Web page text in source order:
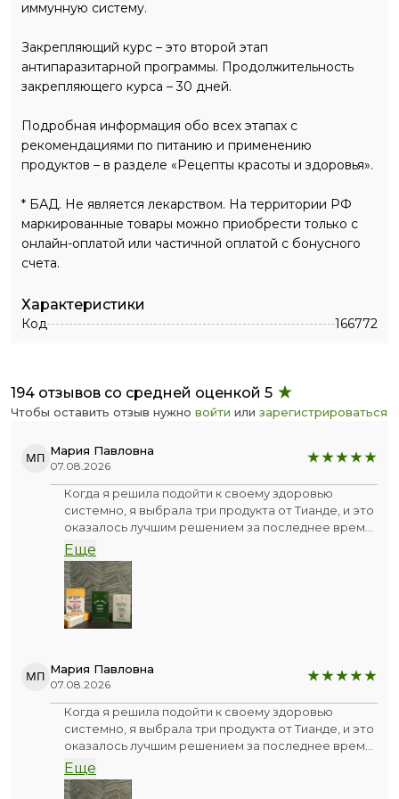
иммунную систему.
Закрепляющий курс – это второй этап
антипаразитарной программы. Продолжительность
закрепляющего курса – 30 дней.
Подробная информация обо всех этапах с
рекомендациями по питанию и применению
продуктов – в разделе «Рецепты красоты и здоровья».
* БАД. Не является лекарством. На территории РФ
маркированные товары можно приобрести только с
онлайн-оплатой или частичной оплатой с бонусного
счета.
Характеристики
Код 166772
194 отзывов со средней оценкой 5
Чтобы оставить отзыв нужно войти или зарегистрироваться
МП Мария Павловна
07.08.2026
Когда я решила подойти к своему здоровью
системно, я выбрала три продукта от Тианде, и это
оказалось лучшим решением за последнее время.
Я не искала «волшебную таблетку», я искала
баланс и нашла его в этом трио.
💥Первое знакомство - Комплекс с грецким
орехом. После него появилась лёгкая
собранность, мысли стали чёткими, а память -
реагировать на стрессовые ситуации, будто
внутри появился внутренний стержень. Очень
💥Второй шаг - Артишок и Барбарис. Вот здесь я
почувствовала настоящую «весеннюю» лёгкость.
После еды перестала быть тяжесть, ушла
сонливость, а цвет лица стал заметно свежее.
Еще
МП Мария Павловна
07.08.2026
Когда я решила подойти к своему здоровью
системно, я выбрала три продукта от Тианде, и это
оказалось лучшим решением за последнее время.
Я не искала «волшебную таблетку», я искала
баланс и нашла его в этом трио.
Еще